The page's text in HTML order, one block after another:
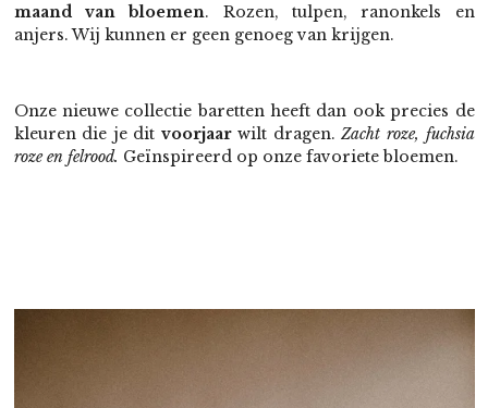
maand van bloemen. Rozen, tulpen, ranonkels en
anjers. Wij kunnen er geen genoeg van krijgen.
Onze nieuwe collectie baretten heeft dan ook precies de
kleuren die je dit voorjaarwilt dragen.Zacht roze, fuchsia
roze en felrood. Geïnspireerd op onze favoriete bloemen.